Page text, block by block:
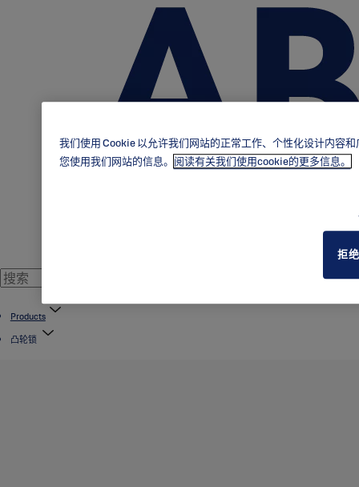
Products
凸轮锁
我们使用 Cookie 以允许我们网站的正常工作、个性化设计内容
您使用我们网站的信息。 阅读有关我们使用cookie的更多信息。
拒